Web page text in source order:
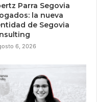
Parra Segovia
la nueva
de Segovia
6, 2026